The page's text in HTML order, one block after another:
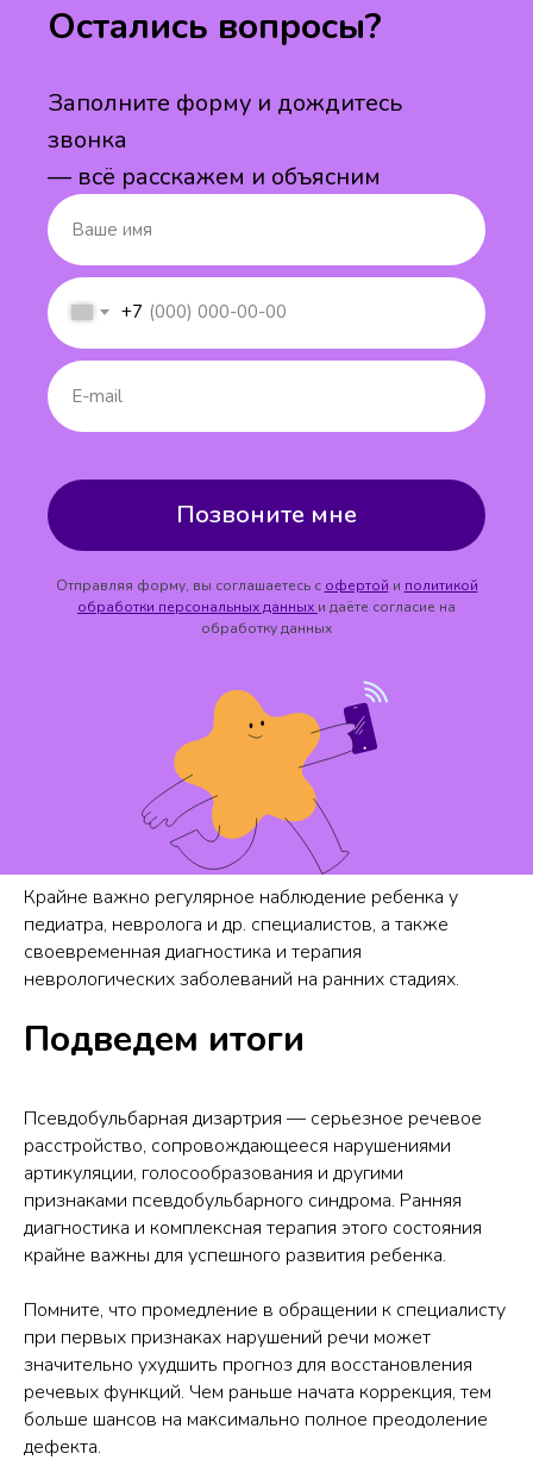
+7
Позвоните мне
Остались вопросы?
Заполните форму и дождитесь
звонка
— всё расскажем и объясним
Отправляя форму, вы соглашаетесь с офертой и политикой
обработки персональных данных и даёте согласие на
обработку данных
Крайне важно регулярное наблюдение ребенка у
педиатра, невролога и др. специалистов, а также
своевременная диагностика и терапия
неврологических заболеваний на ранних стадиях.
Подведем итоги
Псевдобульбарная дизартрия — серьезное речевое
расстройство, сопровождающееся нарушениями
артикуляции, голосообразования и другими
признаками псевдобульбарного синдрома. Ранняя
диагностика и комплексная терапия этого состояния
крайне важны для успешного развития ребенка.
Помните, что промедление в обращении к специалисту
при первых признаках нарушений речи может
значительно ухудшить прогноз для восстановления
речевых функций. Чем раньше начата коррекция, тем
больше шансов на максимально полное преодоление
дефекта.